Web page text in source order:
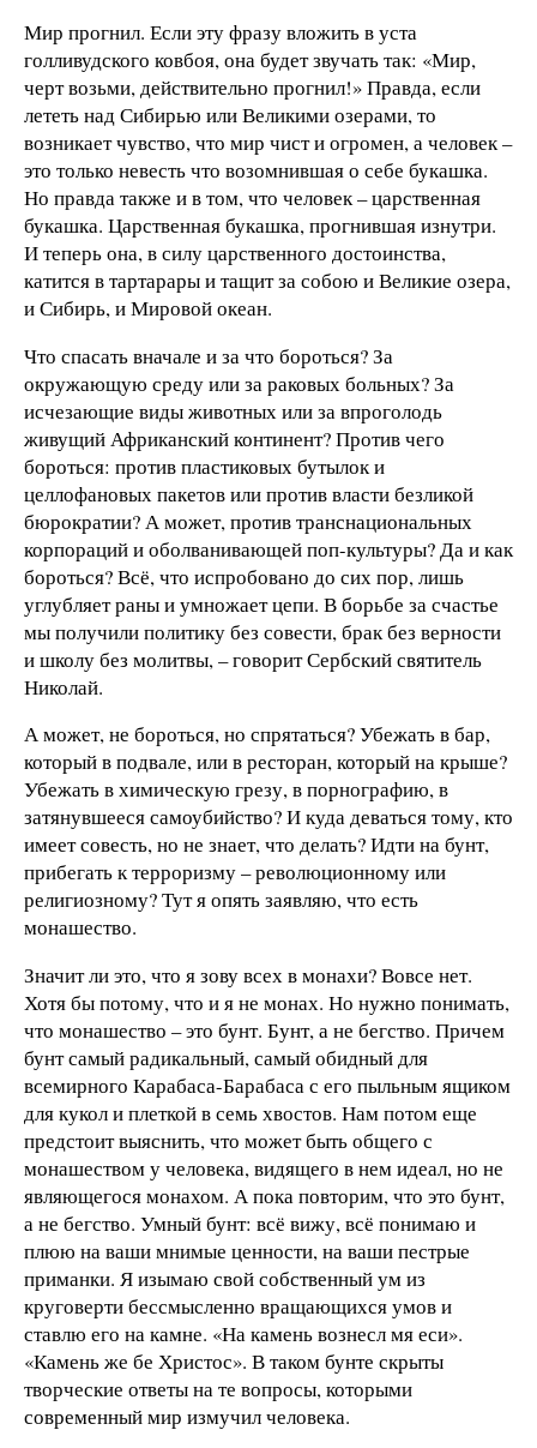
Мир прогнил. Если эту фразу вложить в уста
голливудского ковбоя, она будет звучать так: «Мир,
черт возьми, действительно прогнил!» Правда, если
лететь над Сибирью или Великими озерами, то
возникает чувство, что мир чист и огромен, а человек –
это только невесть что возомнившая о себе букашка.
Но правда также и в том, что человек – царственная
букашка. Царственная букашка, прогнившая изнутри.
И теперь она, в силу царственного достоинства,
катится в тартарары и тащит за собою и Великие озера,
и Сибирь, и Мировой океан.
Что спасать вначале и за что бороться? За
окружающую среду или за раковых больных? За
исчезающие виды животных или за впроголодь
живущий Африканский континент? Против чего
бороться: против пластиковых бутылок и
целлофановых пакетов или против власти безликой
бюрократии? А может, против транснациональных
корпораций и оболванивающей поп-культуры? Да и как
бороться? Всё, что испробовано до сих пор, лишь
углубляет раны и умножает цепи. В борьбе за счастье
мы получили политику без совести, брак без верности
и школу без молитвы, – говорит Сербский святитель
Николай.
А может, не бороться, но спрятаться? Убежать в бар,
который в подвале, или в ресторан, который на крыше?
Убежать в химическую грезу, в порнографию, в
затянувшееся самоубийство? И куда деваться тому, кто
имеет совесть, но не знает, что делать? Идти на бунт,
прибегать к терроризму – революционному или
религиозному? Тут я опять заявляю, что есть
монашество.
Значит ли это, что я зову всех в монахи? Вовсе нет.
Хотя бы потому, что и я не монах. Но нужно понимать,
что монашество – это бунт. Бунт, а не бегство. Причем
бунт самый радикальный, самый обидный для
всемирного Карабаса-Барабаса с его пыльным ящиком
для кукол и плеткой в семь хвостов. Нам потом еще
предстоит выяснить, что может быть общего с
монашеством у человека, видящего в нем идеал, но не
являющегося монахом. А пока повторим, что это бунт,
а не бегство. Умный бунт: всё вижу, всё понимаю и
плюю на ваши мнимые ценности, на ваши пестрые
приманки. Я изымаю свой собственный ум из
круговерти бессмысленно вращающихся умов и
ставлю его на камне. «На камень вознесл мя еси».
«Камень же бе Христос». В таком бунте скрыты
творческие ответы на те вопросы, которыми
современный мир измучил человека.